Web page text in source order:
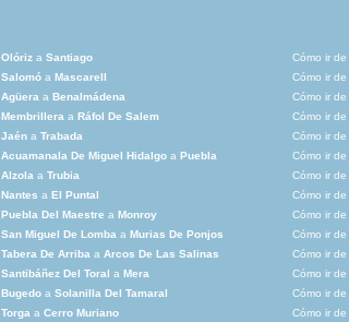
Olóriz a Santiago Cómo ir de
Salomó a Mascarell Cómo ir de
Agüera a Benalmádena Cómo ir de
Membrillera a Ráfol De Salem Cómo ir de
Jaén a Trabada Cómo ir de
Acuamanala De Miguel Hidalgo a Puebla Cómo ir de
Alzola a Trubia Cómo ir de
Nantes a El Puntal Cómo ir de
Puebla Del Maestre a Monroy Cómo ir de
San Miguel De Lomba a Murias De Ponjos Cómo ir de
Tabera De Arriba a Arcos De Las Salinas Cómo ir de
Santibáñez Del Toral a Mera Cómo ir de
Bugedo a Solanilla Del Tamaral Cómo ir de
Torga a Cerro Muriano Cómo ir de